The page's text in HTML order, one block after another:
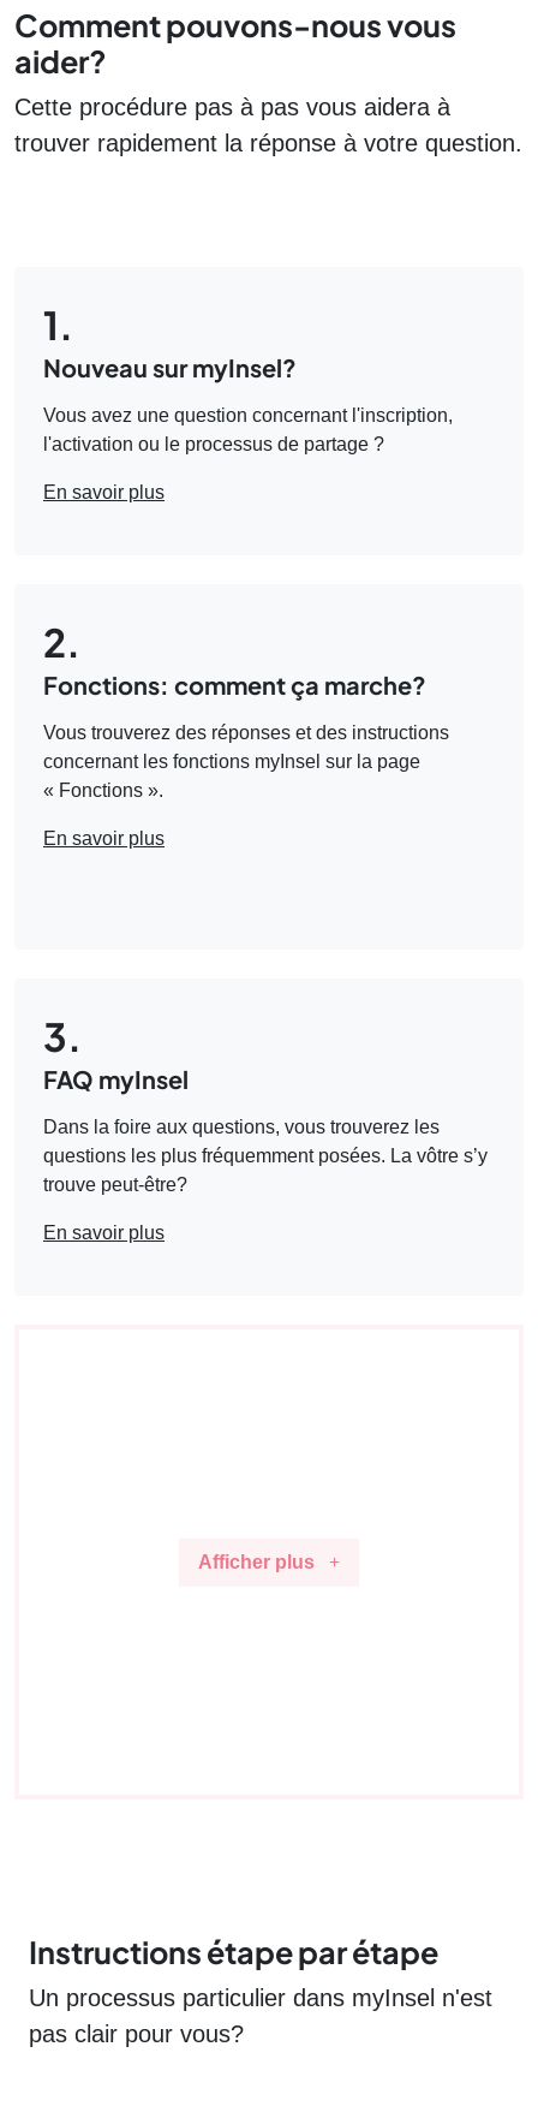
Comment pouvons-nous vous
aider?
Cette procédure pas à pas vous aidera à
trouver rapidement la réponse à votre question.
1.
Nouveau sur myInsel?
Vous avez une question concernant l'inscription,
l'activation ou le processus de partage ?
En savoir plus
2.
Fonctions: comment ça marche?
Vous trouverez des réponses et des instructions
concernant les fonctions myInsel sur la page
« Fonctions ».
En savoir plus
3.
FAQ myInsel
Dans la foire aux questions, vous trouverez les
questions les plus fréquemment posées. La vôtre s’y
trouve peut-être?
En savoir plus
patients disposant déjà d'un compte).
Afficher plus
Instructions étape par étape
Un processus particulier dans myInsel n'est
pas clair pour vous?